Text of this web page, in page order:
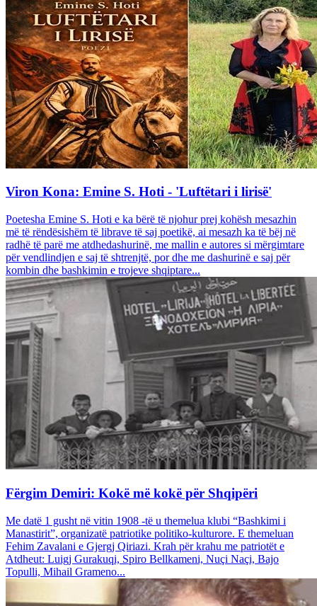
Viron Kona: Emine S. Hoti - 'Luftëtari i lirisë'
Poetesha Emine S. Hoti e ka bërë të njohur prej kohësh mesazhin
më të rëndësishëm të librave të saj poetikë, ai mesazh ka të bëj në
radhë të parë me atdhedashurinë, me mallin e autores si mërgimtare
për vendlindjen e saj të shtrenjtë, por dhe me dashurinë e saj për
kombin dhe bashkimin e trojeve shqiptare...
Fërgim Demiri: Kokë më kokë për Shqipëri
Me datë 1 gusht në vitin 1908 -të u themelua klubi “Bashkimi i
Manastirit”, organizatë patriotike politiko-kulturore. E themeluan
Fehim Zavalani e Gjergj Qiriazi. Krah për krahu me patriotët e
Atdheut: Luigj Gurakuqi, Spiro Bellkameni, Nuçi Naçi, Bajo
Topulli, Mihail Grameno...